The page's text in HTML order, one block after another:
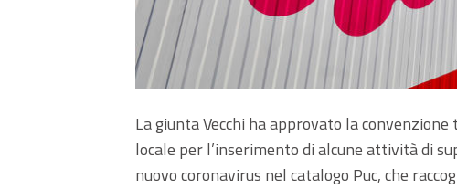
La giunta Vecchi ha approvato la
locale per l’inserimento di alcune attività di
nuovo coronavirus nel catalogo Puc, che